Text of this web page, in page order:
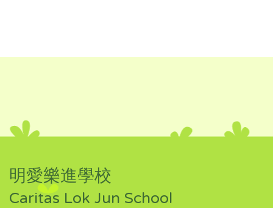
明愛樂進學校
Caritas Lok Jun School